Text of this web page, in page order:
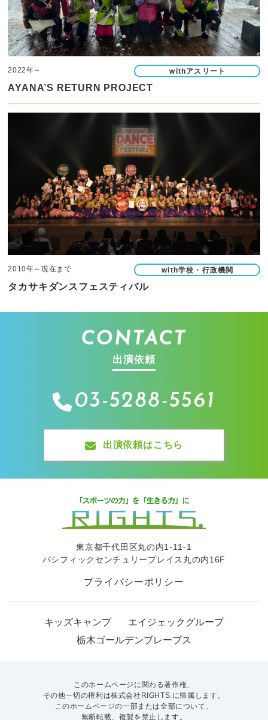
2022年～ withアスリート
AYANA’S RETURN PROJECT
2010年～現在まで with学校・行政機関
タカサキダンスフェスティバル
CONTACT
出演依頼
03-5288-5561
出演依頼はこちら
東京都千代田区丸の内1-11-1
パシフィックセンチュリープレイス丸の内16F
プライバシーポリシー
キッズキャンプ
エイジェックグループ
栃木ゴールデンブレーブス
このホームページに関わる著作権、
その他一切の権利は株式会社RIGHTS.に帰属します。
このホームページの一部または全部について、
無断転載、複製を禁止します。